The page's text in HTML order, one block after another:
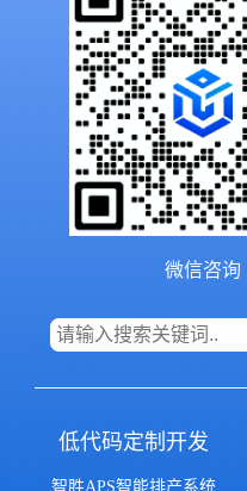
微信咨询
低代码定制开发
智胜APS智能排产系统